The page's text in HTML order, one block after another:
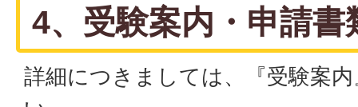
4、受験案内・申請書
詳細につきましては、『受験案